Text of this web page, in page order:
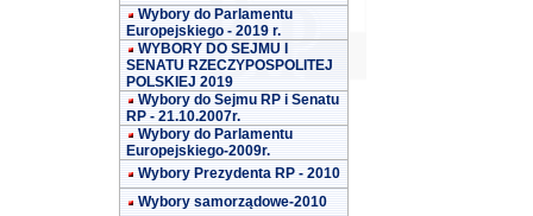
Wybory do Parlamentu
Europejskiego - 2019 r.
WYBORY DO SEJMU I
SENATU RZECZYPOSPOLITEJ
POLSKIEJ 2019
Wybory do Sejmu RP i Senatu
RP - 21.10.2007r.
Wybory do Parlamentu
Europejskiego-2009r.
Wybory Prezydenta RP - 2010
Wybory samorządowe-2010